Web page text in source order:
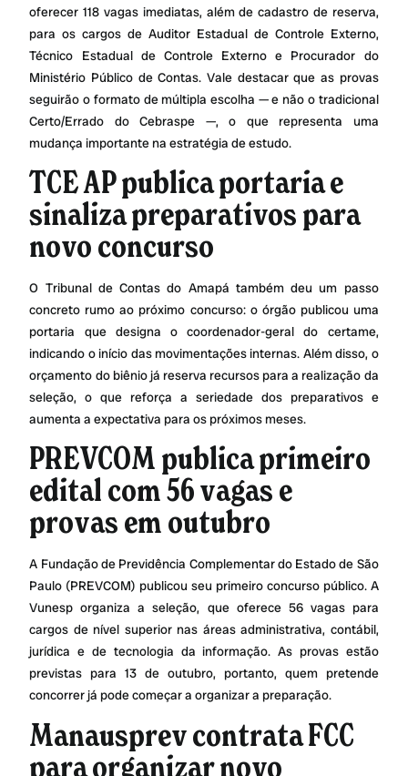
oferecer 118 vagas imediatas, além de cadastro de reserva,
para os cargos de Auditor Estadual de Controle Externo,
Técnico Estadual de Controle Externo e Procurador do
Ministério Público de Contas. Vale destacar que as provas
seguirão o formato de múltipla escolha — e não o tradicional
Certo/Errado do Cebraspe —, o que representa uma
mudança importante na estratégia de estudo.
TCE AP publica portaria e
sinaliza preparativos para
novo concurso
O Tribunal de Contas do Amapá também deu um passo
concreto rumo ao próximo concurso: o órgão publicou uma
portaria que designa o coordenador-geral do certame,
indicando o início das movimentações internas. Além disso, o
orçamento do biênio já reserva recursos para a realização da
seleção, o que reforça a seriedade dos preparativos e
aumenta a expectativa para os próximos meses.
PREVCOM publica primeiro
edital com 56 vagas e
provas em outubro
A Fundação de Previdência Complementar do Estado de São
Paulo (PREVCOM) publicou seu primeiro concurso público. A
Vunesp organiza a seleção, que oferece 56 vagas para
cargos de nível superior nas áreas administrativa, contábil,
jurídica e de tecnologia da informação. As provas estão
previstas para 13 de outubro, portanto, quem pretende
concorrer já pode começar a organizar a preparação.
Manausprev contrata FCC
para organizar novo